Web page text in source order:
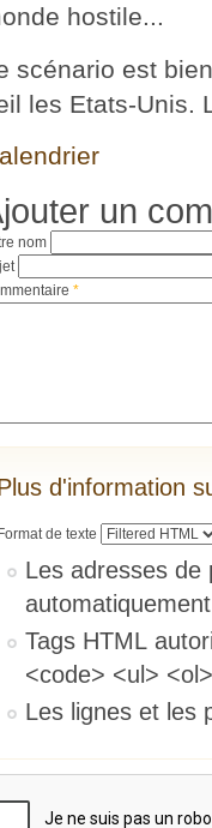
hostile...
scénario est
les Etats-Unis.
un
nom
*
d'information
de texte
Les adresses de
Tags HTML
<code> <ul>
Les lignes et les